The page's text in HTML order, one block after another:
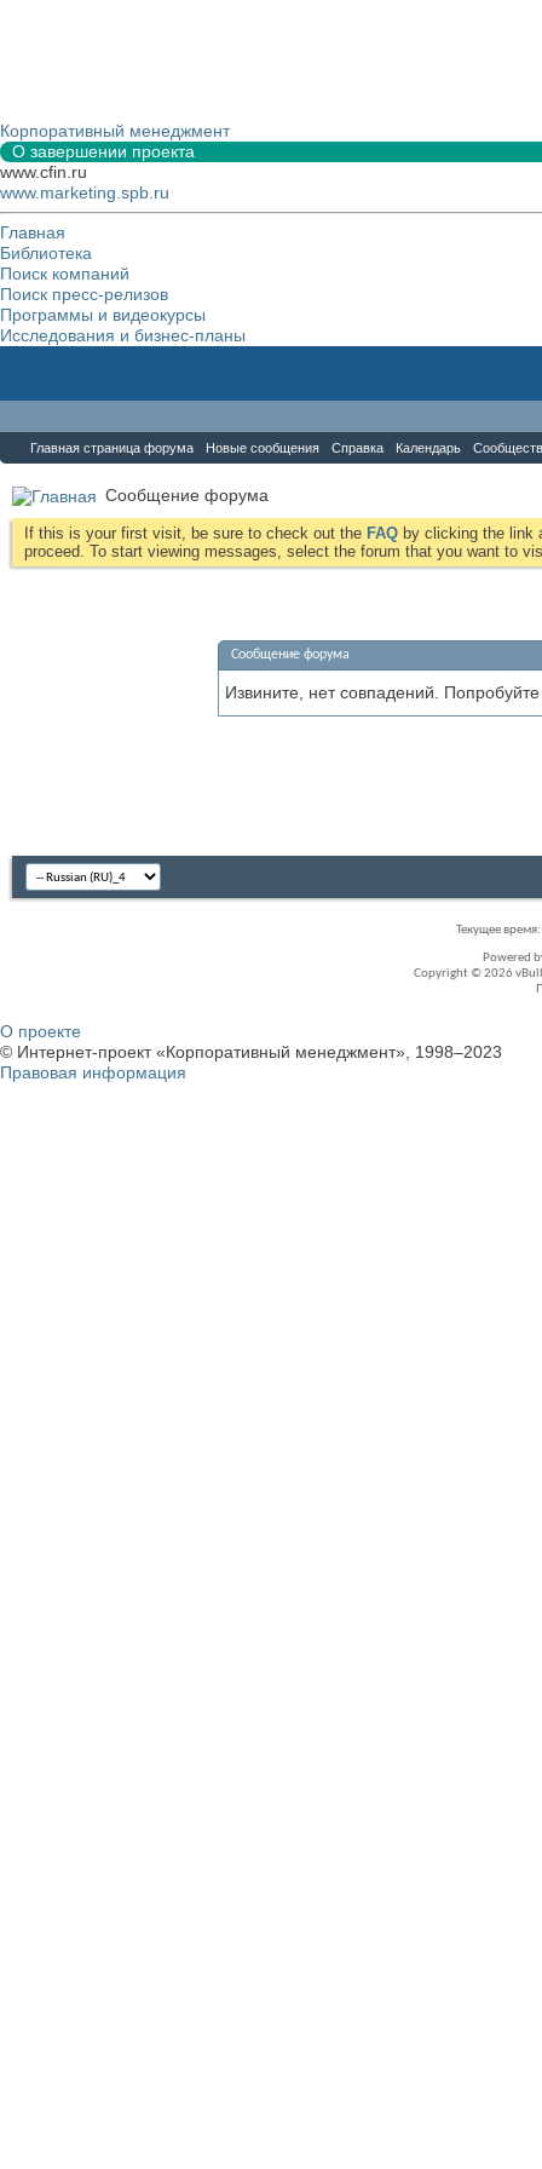
Корпоративный менеджмент
О завершении проекта
www.cfin.ru
www.marketing.spb.ru
Главная
Библиотека
Поиск компаний
Поиск пресс-релизов
Программы и видеокурсы
Исследования и бизнес-планы
Главная страница форума Новые сообщения Справка Календарь
Сообщение форума
If this is your first visit, be sure to check out the FAQ by clicking the link
proceed. To start viewing messages, select the forum that you want to
Сообщение форума
Извините, нет совпадений.
Текущее время:
Powered
Copyright © 2026
О проекте
© Интернет-проект «Корпоративный менеджмент», 1998–2023
Правовая информация